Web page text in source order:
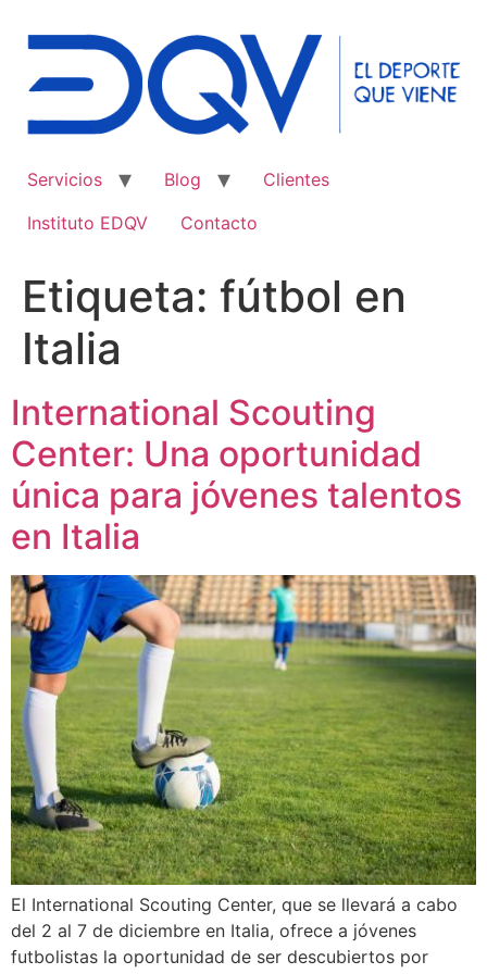
Servicios Blog
Clientes
Instituto EDQV
Contacto
Etiqueta: fútbol en
Italia
International Scouting
Center: Una oportunidad
única para jóvenes talentos
en Italia
El International Scouting Center, que se llevará a cabo
del 2 al 7 de diciembre en Italia, ofrece a jóvenes
futbolistas la oportunidad de ser descubiertos por